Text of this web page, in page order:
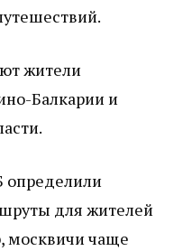
жители
Балкарии и
определили
для жителей
москвичи чаще